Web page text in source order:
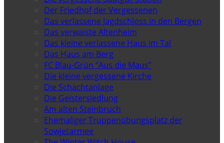
Der Friedhof der Vergessenen
Das verlassene Jagdschloss in den Bergen
Das verwaiste Altenheim
Das kleine verlassene Haus im Tal
Das Haus am Berg
FC Blau-Grün “Aus die Maus”
Die kleine vergessene Kirche
Die Schachtanlage
Die Geistersiedlung
Am alten Steinbruch
Ehemaliger Truppenübungsplatz der
Sowjetarmee